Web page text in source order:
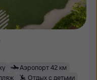
Аэропорт 42 км
Отдых с детьми